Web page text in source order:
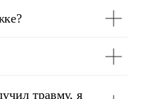
травму, я